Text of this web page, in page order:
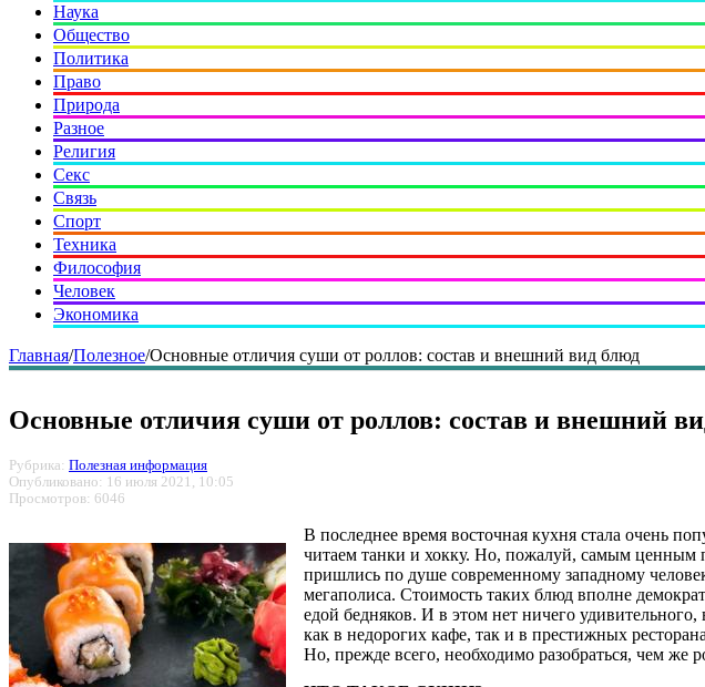
Наука
Общество
Политика
Право
Природа
Разное
Религия
Секс
Связь
Спорт
Техника
Философия
Человек
Экономика
Главная/Полезное/Основные отличия суши от роллов: состав и внешний вид блюд
Основные отличия суши от роллов: состав и внешний
Рубрика: Полезная информация
Опубликовано: 16 июля 2021, 10:05
Просмотров: 6046
В последнее время восточная кухня стала очень
читаем танки и хокку. Но, пожалуй, самым ценным
пришлись по душе современному западному
мегаполиса. Стоимость таких блюд вполне
едой бедняков. И в этом нет ничего
как в недорогих кафе, так и в престижных
Но, прежде всего, необходимо разобраться, чем же